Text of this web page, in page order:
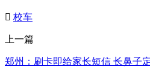
 校车
上一篇
郑州：刷卡即给家长短信 长鼻子